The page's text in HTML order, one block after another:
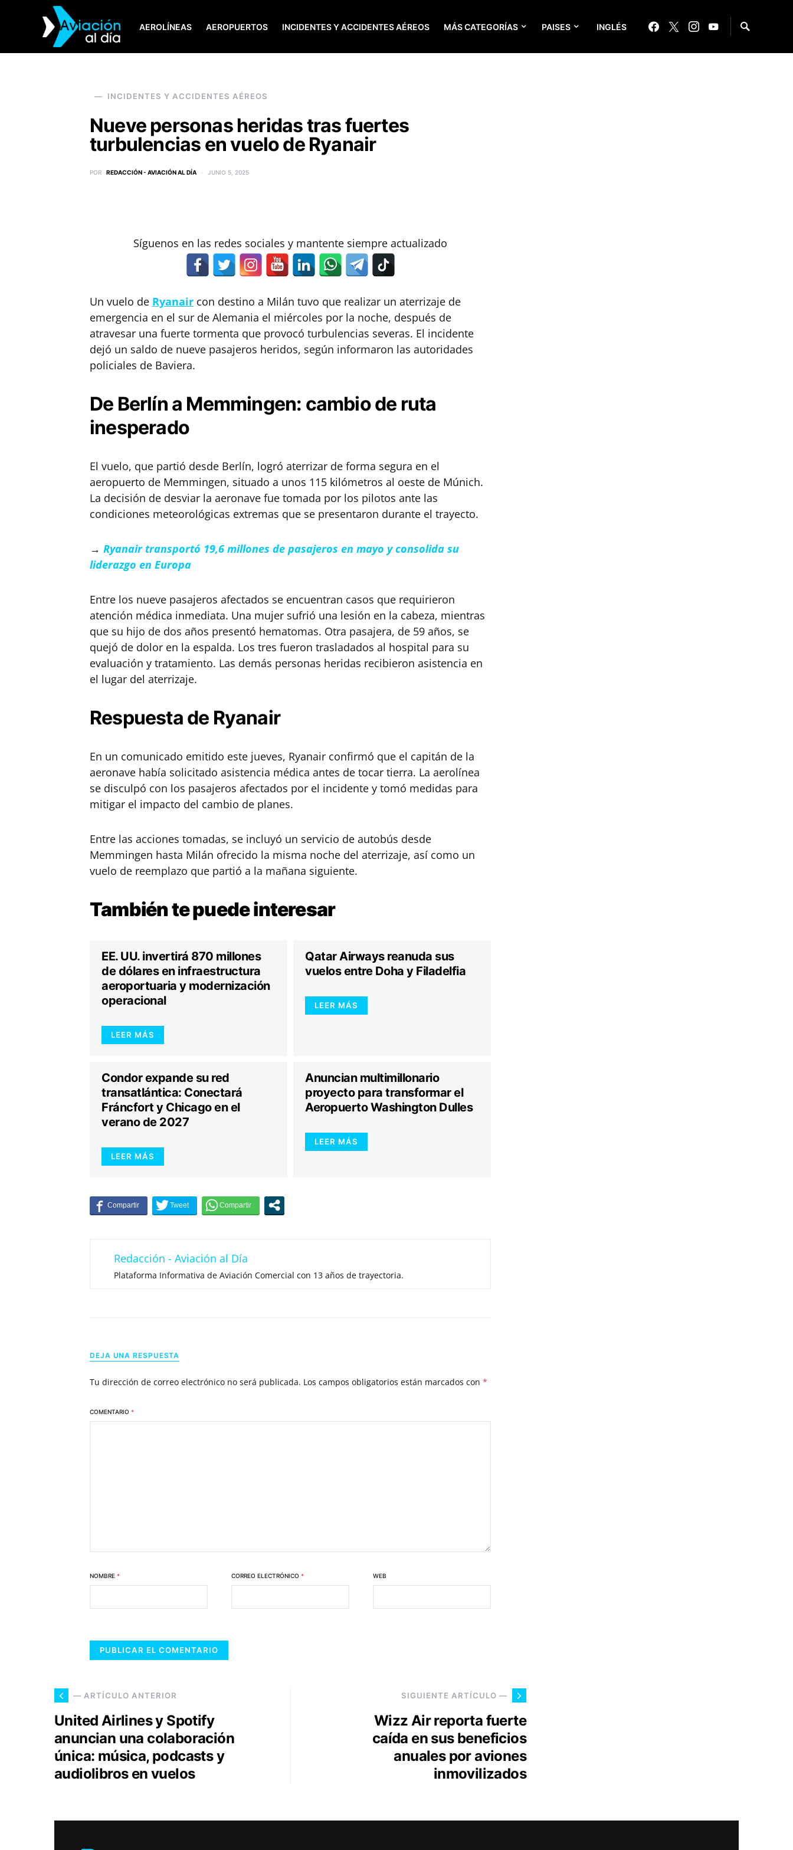
AEROLÍNEAS AEROPUERTOS INCIDENTES Y ACCIDENTES AÉREOS MÁS CATEGORÍAS PAISES INGLÉS
SEARCH FOR:
INCIDENTES Y ACCIDENTES AÉREOS
Nueve personas heridas tras fuertes
turbulencias en vuelo de Ryanair
POR REDACCIÓN - AVIACIÓN AL DÍA JUNIO 5, 2025
Síguenos en las redes sociales y mantente siempre actualizado
Un vuelo de Ryanair con destino a Milán tuvo que realizar un aterrizaje de
emergencia en el sur de Alemania el miércoles por la noche, después de
atravesar una fuerte tormenta que provocó turbulencias severas. El incidente
dejó un saldo de nueve pasajeros heridos, según informaron las autoridades
policiales de Baviera.
De Berlín a Memmingen: cambio de ruta
inesperado
El vuelo, que partió desde Berlín, logró aterrizar de forma segura en el
aeropuerto de Memmingen, situado a unos 115 kilómetros al oeste de Múnich.
La decisión de desviar la aeronave fue tomada por los pilotos ante las
condiciones meteorológicas extremas que se presentaron durante el trayecto.
→ Ryanair transportó 19,6 millones de pasajeros en mayo y consolida su
liderazgo en Europa
Entre los nueve pasajeros afectados se encuentran casos que requirieron
atención médica inmediata. Una mujer sufrió una lesión en la cabeza, mientras
que su hijo de dos años presentó hematomas. Otra pasajera, de 59 años, se
quejó de dolor en la espalda. Los tres fueron trasladados al hospital para su
evaluación y tratamiento. Las demás personas heridas recibieron asistencia en
el lugar del aterrizaje.
Respuesta de Ryanair
En un comunicado emitido este jueves, Ryanair confirmó que el capitán de la
aeronave había solicitado asistencia médica antes de tocar tierra. La aerolínea
se disculpó con los pasajeros afectados por el incidente y tomó medidas para
mitigar el impacto del cambio de planes.
Entre las acciones tomadas, se incluyó un servicio de autobús desde
Memmingen hasta Milán ofrecido la misma noche del aterrizaje, así como un
vuelo de reemplazo que partió a la mañana siguiente.
También te puedeinteresar
EE. UU. invertirá 870 millones
de dólares en infraestructura
aeroportuaria y modernización
operacional
LEER MÁS
Qatar Airways reanuda sus
vuelos entre Doha y Filadelfia
LEER MÁS
Condor expande su red
transatlántica: Conectará
Fráncfort y Chicago en el
verano de 2027
LEER MÁS
Anuncian multimillonario
proyecto para transformar el
Aeropuerto Washington Dulles
LEER MÁS
Redacción - Aviación al Día
Plataforma Informativa de Aviación Comercial con 13 años de trayectoria.
DEJA UNA RESPUESTA
Tu dirección de correo electrónico no será publicada. Los campos obligatorios están marcados con *
COMENTARIO *
NOMBRE * CORREO ELECTRÓNICO * WEB
— ARTÍCULO ANTERIOR
United Airlines y Spotify
anuncian una colaboración
única: música, podcasts y
audiolibros en vuelos
SIGUIENTE ARTÍCULO —
Wizz Air reporta fuerte
caída en sus beneficios
anuales por aviones
inmovilizados